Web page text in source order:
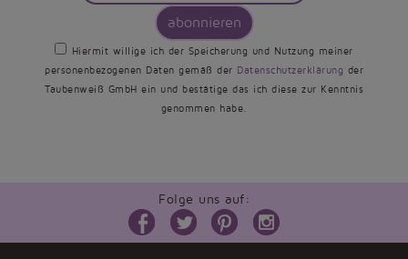
abonnieren
Hiermit willige ich der Speicherung und Nutzung meiner
personenbezogenen Daten gemäß der Datenschutzerklärung der
Taubenweiß GmbH ein und bestätige das ich diese zur Kenntnis
genommen habe.
Folge uns auf: